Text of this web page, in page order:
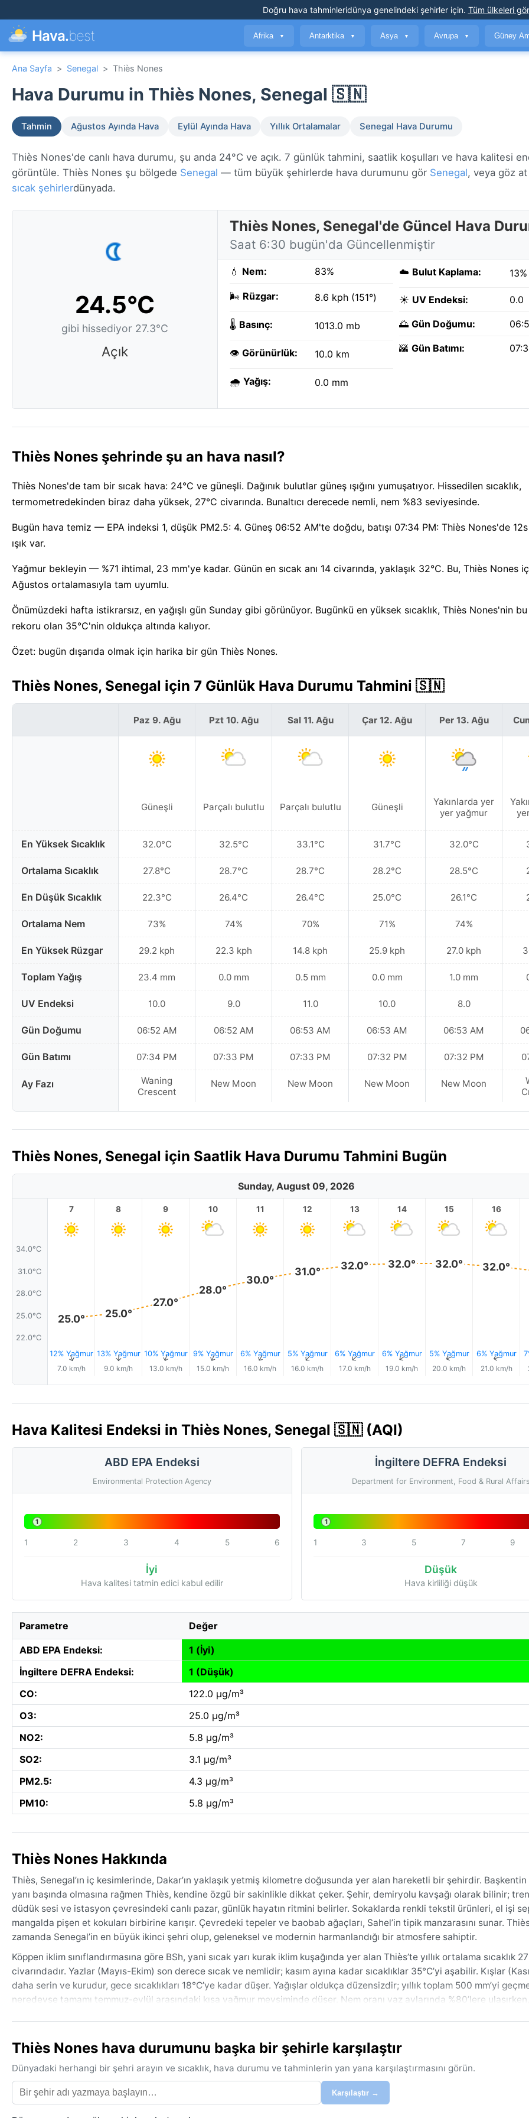
Doğru hava tahminleridünya genelindeki şehirler için. Tüm ülkeleri gör
Hava.best Afrika ▼ Antarktika ▼ Asya ▼ Avrupa ▼ Güney
Ana Sayfa > Senegal > Thiès Nones
Hava Durumu in Thiès Nones, Senegal 🇸🇳
Tahmin Ağustos Ayında Hava Eylül Ayında Hava Yıllık Ortalamalar Senegal Hava Durumu
Thiès Nones'de canlı hava durumu, şu anda 24°C ve açık. 7 günlük tahmini, saatlik koşulları ve hava kalitesi
görüntüle. Thiès Nones şu bölgede Senegal — tüm büyük şehirlerde hava durumunu gör Senegal, veya göz at
sıcak şehirlerdünyada.
24.5°C
gibi hissediyor 27.3°C
Açık
Thiès Nones, Senegal'de Güncel Hava
Saat 6:30 bugün'da Güncellenmiştir
💧 Nem: 83%
🌬️ Rüzgar: 8.6 kph (151°)
🌡️ Basınç: 1013.0 mb
👁️ Görünürlük: 10.0 km
🌧️ Yağış: 0.0 mm
☁️ Bulut Kaplama: 13%
☀️ UV Endeksi: 0.0
🌅 Gün Doğumu:
🌇 Gün Batımı:
Thiès Nones şehrinde şu an hava nasıl?
Thiès Nones'de tam bir sıcak hava: 24°C ve güneşli. Dağınık bulutlar güneş ışığını yumuşatıyor. Hissedilen sıcaklık,
termometredekinden biraz daha yüksek, 27°C civarında. Bunaltıcı derecede nemli, nem %83 seviyesinde.
Bugün hava temiz — EPA indeksi 1, düşük PM2.5: 4. Güneş 06:52 AM'te doğdu, batışı 07:34 PM: Thiès Nones'de
ışık var.
Yağmur bekleyin — %71 ihtimal, 23 mm'ye kadar. Günün en sıcak anı 14 civarında, yaklaşık 32°C. Bu, Thiès Nones
Ağustos ortalamasıyla tam uyumlu.
Önümüzdeki hafta istikrarsız, en yağışlı gün Sunday gibi görünüyor. Bugünkü en yüksek sıcaklık, Thiès Nones'nin
rekoru olan 35°C'nin oldukça altında kalıyor.
Özet: bugün dışarıda olmak için harika bir gün Thiès Nones.
Thiès Nones, Senegal için 7 Günlük Hava Durumu Tahmini 🇸🇳
En Yüksek Sıcaklık
Ortalama Sıcaklık
En Düşük Sıcaklık
Ortalama Nem
En Yüksek Rüzgar
Toplam Yağış
UV Endeksi
Gün Doğumu
Gün Batımı
Ay Fazı
Paz 9. Ağu
Güneşli
32.0°C
27.8°C
22.3°C
73%
29.2 kph
23.4 mm
10.0
06:52 AM
07:34 PM
Waning
Crescent
Pzt 10. Ağu
Parçalı bulutlu
32.5°C
28.7°C
26.4°C
74%
22.3 kph
0.0 mm
9.0
06:52 AM
07:33 PM
New Moon
Sal 11. Ağu
Parçalı bulutlu
33.1°C
28.7°C
26.4°C
70%
14.8 kph
0.5 mm
11.0
06:53 AM
07:33 PM
New Moon
Çar 12. Ağu
Güneşli
31.7°C
28.2°C
25.0°C
71%
25.9 kph
0.0 mm
10.0
06:53 AM
07:32 PM
New Moon
Per 13. Ağu
Yakınlarda yer
yer yağmur
32.0°C
28.5°C
26.1°C
74%
27.0 kph
1.0 mm
8.0
06:53 AM
07:32 PM
New Moon
Thiès Nones, Senegal için Saatlik Hava Durumu Tahmini Bugün
Sunday, August 09, 2026
34.0°C
31.0°C
28.0°C
25.0°C
22.0°C
7
25.0°
12% Yağmur
↑
7.0 km/h
8
25.0°
13% Yağmur
↑
9.0 km/h
9
27.0°
10% Yağmur
↑
13.0 km/h
10
28.0°
9% Yağmur
↑
15.0 km/h
11
30.0°
6% Yağmur
↑
16.0 km/h
12
31.0°
5% Yağmur
↑
16.0 km/h
13
32.0°
6% Yağmur
↑
17.0 km/h
14
32.0°
6% Yağmur
↑
19.0 km/h
15
32.0°
5% Yağmur
↑
20.0 km/h
16
32.0°
6% Yağmur
↑
21.0 km/h
Hava Kalitesi Endeksi in Thiès Nones, Senegal 🇸🇳 (AQI)
ABD EPA Endeksi
Environmental Protection Agency
1
1 2 3 4 5 6
İyi
Hava kalitesi tatmin edici kabul edilir
İngiltere DEFRA Endeksi
Department for Environment, Food & Rural Affairs
1
1 3 5 7 9
Düşük
Hava kirliliği düşük
Parametre Değer
ABD EPA Endeksi:
1 (İyi)
İngiltere DEFRA Endeksi:
1 (Düşük)
CO:
122.0 µg/m³
O3:
25.0 µg/m³
NO2:
5.8 µg/m³
SO2:
3.1 µg/m³
PM2.5:
4.3 µg/m³
PM10:
5.8 µg/m³
Thiès Nones Hakkında
Thiès, Senegal’ın iç kesimlerinde, Dakar’ın yaklaşık yetmiş kilometre doğusunda yer alan hareketli bir şehirdir. Başkentin
yanı başında olmasına rağmen Thiès, kendine özgü bir sakinlikle dikkat çeker. Şehir, demiryolu kavşağı olarak bilinir;
düdük sesi ve istasyon çevresindeki canlı pazar, günlük hayatın ritmini belirler. Sokaklarda renkli tekstil ürünleri, el işi
mangalda pişen et kokuları birbirine karışır. Çevredeki tepeler ve baobab ağaçları, Sahel’in tipik manzarasını sunar.
zamanda Senegal’in en büyük ikinci şehri olup, geleneksel ve modernin harmanlandığı bir atmosfere sahiptir.
Köppen iklim sınıflandırmasına göre BSh, yani sıcak yarı kurak iklim kuşağında yer alan Thiès’te yıllık ortalama sıcaklık
civarındadır. Yazlar (Mayıs-Ekim) son derece sıcak ve nemlidir; kasım ayına kadar sıcaklıklar 35°C’yi aşabilir. Kışlar
daha serin ve kurudur, gece sıcaklıkları 18°C’ye kadar düşer. Yağışlar oldukça düzensizdir; yıllık toplam 500 mm’yi
neredeyse tamamı temmuz-eylül arasındaki kısa yağmur mevsiminde düşer. Nem oranı yaz aylarında %80’lere ulaşırken,
Thiès’i ziyaret etmek için en uygun dönem, kasım ayından şubat ayına kadar süren serin ve kurak mevsimdir. Bu aylarda
25-30°C arasında seyreder, yağmur riski yok denecek kadar azdır. En dikkat çekici hava olayı, harmattan adı verilen Toz
rüzgarıdır. Kasım ve mart ayları arasında Sahra Çölü’nden esen bu kuru ve tozlu rüzgar, gökyüzünü puslu bir griye bürür
mesafesini düşürür. Harmattan döneminde cilt ve solunum yolları hassas kişiler için nemlendirici ve maske faydalı
aylarında ise şiddetli sağanaklar ve gök gürültülü fırtınalar görülür, ancak bunlar genellikle kısa sürelidir. Ne tropikal
Thiès Nones hava durumunu başka bir şehirle karşılaştır
Dünyadaki herhangi bir şehri arayın ve sıcaklık, hava durumu ve tahminlerin yan yana karşılaştırmasını görün.
Karşılaştır →